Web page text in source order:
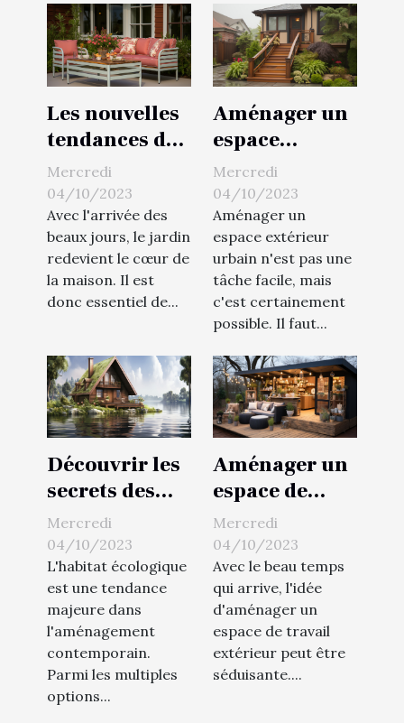
Les nouvelles
tendances du
mobilier de
jardin
Mercredi
04/10/2023
Avec l'arrivée des
beaux jours, le jardin
redevient le cœur de
la maison. Il est
donc essentiel de...
Aménager un
espace
extérieur
urbain, c'est
possible
Mercredi
04/10/2023
Aménager un
espace extérieur
urbain n'est pas une
tâche facile, mais
c'est certainement
possible. Il faut...
Découvrir les
secrets des
maisons
flottantes
écologiques
Mercredi
04/10/2023
L'habitat écologique
est une tendance
majeure dans
l'aménagement
contemporain.
Parmi les multiples
options...
Aménager un
espace de
travail
extérieur
Mercredi
04/10/2023
Avec le beau temps
qui arrive, l'idée
d'aménager un
espace de travail
extérieur peut être
séduisante....